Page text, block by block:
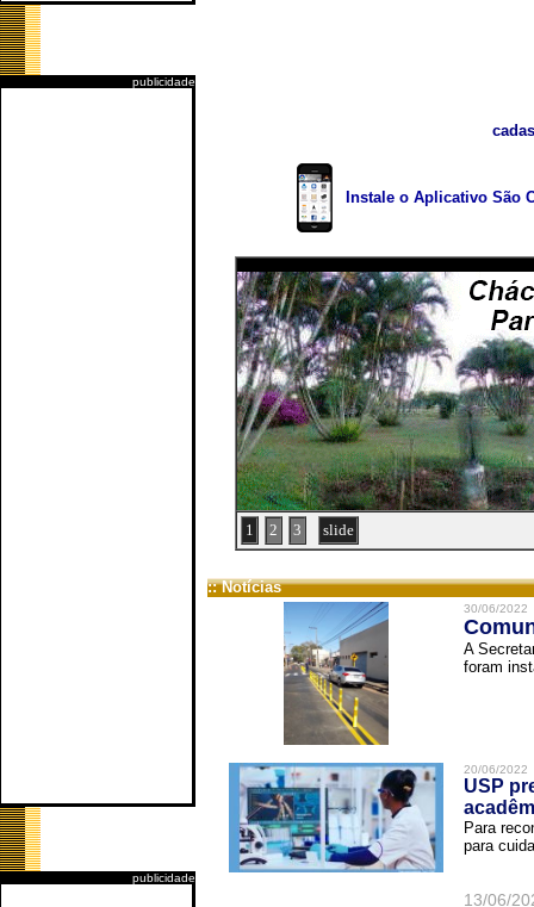
publicidade
publicidade
Instale o Aplicativo São
1 2 3 slide
:: Notícias
30/06/2022
A
foram
20/06/2022
USP
Para
para
13/06/